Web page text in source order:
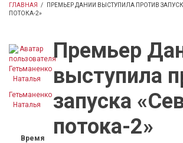
ГЛАВНАЯ /
ПРЕМЬЕР ДАНИИ ВЫСТУПИЛА ПРОТИВ
ПОТОКА-2»
Гетьманенко
Наталья
Время
Премьер
выступила
запуска
потока-2»